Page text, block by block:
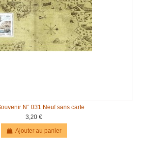
N° 031 Neuf sans carte
3,20 €
Ajouter au panier